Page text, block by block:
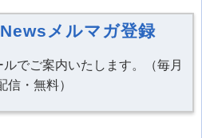
メルマガ登録
でご案内いたします。（毎月
信・無料）